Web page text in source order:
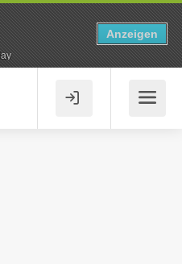
Anzeigen